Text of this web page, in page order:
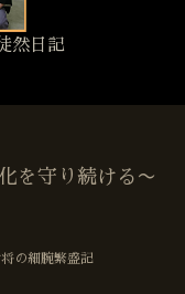
然日記
を守り続ける〜
の細腕繁盛記